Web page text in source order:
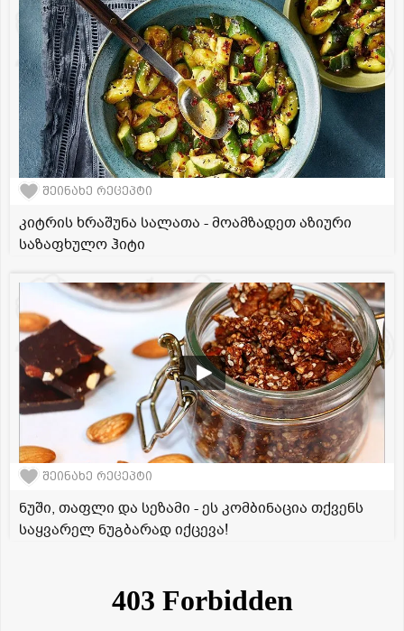
შეინახე რეცეპტი
კიტრის ხრაშუნა სალათა - მოამზადეთ აზიური
საზაფხულო ჰიტი
შეინახე რეცეპტი
ნუში, თაფლი და სეზამი - ეს კომბინაცია თქვენს
საყვარელ ნუგბარად იქცევა!